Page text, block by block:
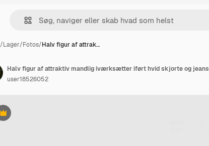
/Lager/Fotos/Halv figur af attrak…
Præmie
Halv figur af attraktiv mandlig iværksætter iført hvid skjorte og jeans
user18526052